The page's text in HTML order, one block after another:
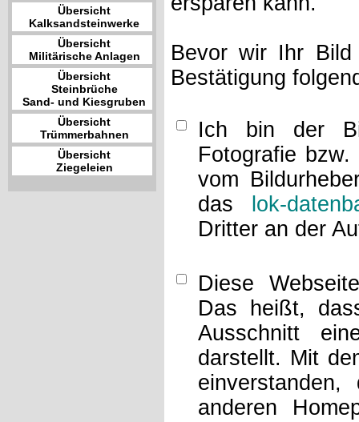
Übersicht
Kalksandsteinwerke
Übersicht
Militärische Anlagen
Übersicht
Steinbrüche
Sand- und Kiesgruben
Übersicht
Trümmerbahnen
Übersicht
Ziegeleien
Bevor wir Ihr
Bestätigung
Ich bin der
Fotografie
vom
das
lok-
Dritter an der
Diese
Das heißt,
Ausschnitt
darstellt. Mit
anderen